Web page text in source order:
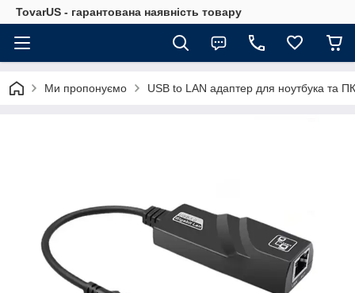
TovarUS - гарантована наявність товару
Ми пропонуємо USB to LAN адаптер для ноутбука та ПК